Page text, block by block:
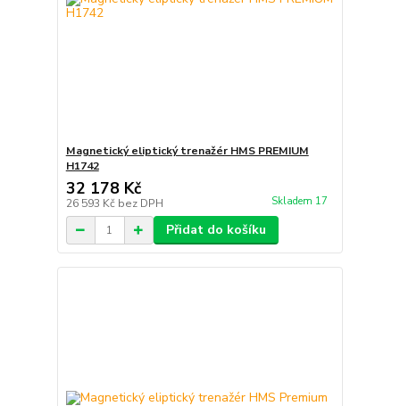
Magnetický eliptický trenažér HMS PREMIUM
H1742
32 178 Kč
26 593 Kč bez DPH Skladem 17
Přidat do košíku